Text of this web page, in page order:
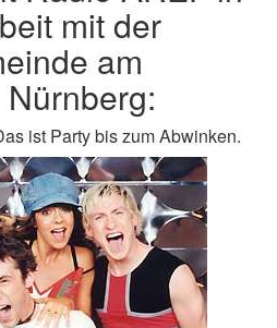
mit der
am
ist Party bis zum Abwinken.